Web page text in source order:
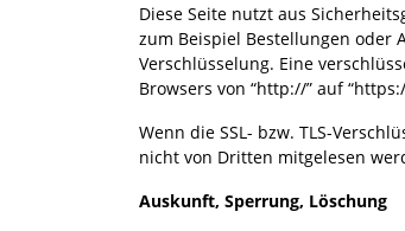
Diese Seite nutzt aus
zum Beispiel Bestellungen oder
Verschlüsselung. Eine
Browsers von “http://” auf
Wenn die SSL- bzw. TLS-
nicht von Dritten mitgelesen
Auskunft, Sperrung, Löschung